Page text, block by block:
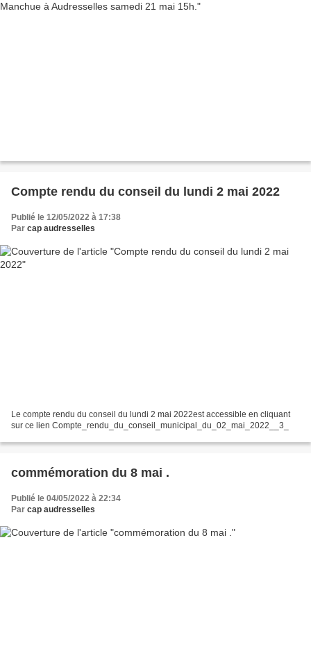
Compte rendu du conseil du lundi 2 mai 2022
Publié le 12/05/2022 à 17:38
Par cap audresselles
Le compte rendu du conseil du lundi 2 mai 2022est accessible en cliquant
sur ce lien Compte_rendu_du_conseil_municipal_du_02_mai_2022__3_
commémoration du 8 mai .
Publié le 04/05/2022 à 22:34
Par cap audresselles